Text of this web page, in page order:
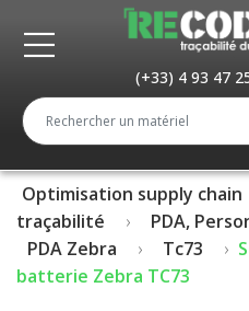
(+33) 4 93 47
Optimisation supply chain
traçabilité
PDA,
PDA Zebra
Tc73
batterie Zebra TC73